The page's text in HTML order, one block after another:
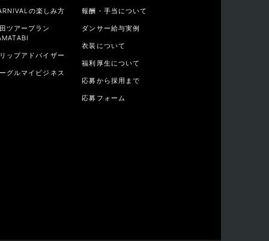
の楽しみ方
ツアープラン
ップアドバイザー
グルマイビジネス
報酬・手当について
ダンサー給与実例
衣装について
福利厚生について
応募から採用まで
応募フォーム